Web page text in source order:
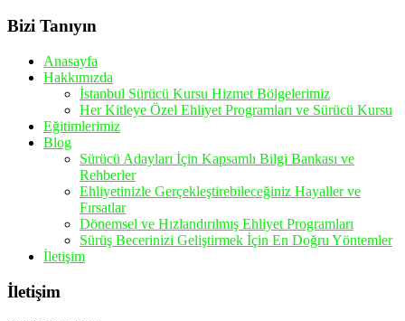
Bizi Tanıyın
Anasayfa
Hakkımızda
İstanbul Sürücü Kursu Hizmet Bölgelerimiz
Her Kitleye Özel Ehliyet Programları ve Sürücü Kursu
Eğitimlerimiz
Blog
Sürücü Adayları İçin Kapsamlı Bilgi Bankası ve
Rehberler
Ehliyetinizle Gerçekleştirebileceğiniz Hayaller ve
Fırsatlar
Dönemsel ve Hızlandırılmış Ehliyet Programları
Sürüş Becerinizi Geliştirmek İçin En Doğru Yöntemler
İletişim
İletişim